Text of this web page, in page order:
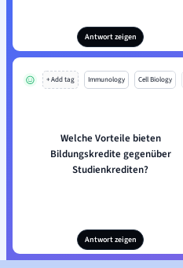
Antwort zeigen
+ Add tag Immunology Cell Biology
Welche Vorteile bieten
Bildungskredite gegenüber
Studienkrediten?
Antwort zeigen